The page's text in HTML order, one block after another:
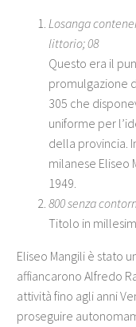
Losanga
littorio; 08
Questo era il
promulgazione
305 che
uniforme per
della provincia.
milanese Eliseo
1949.
800 senza
Titolo in
Eliseo Mangili è stato
affiancarono Alfredo
attività fino agli anni
proseguire